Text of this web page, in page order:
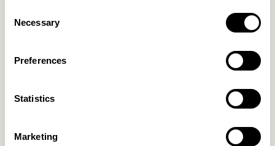
Selection
Necessary
Preferences
Statistics
Marketing
Merge Tables de chevet
Amare Plateau/Plat à servir